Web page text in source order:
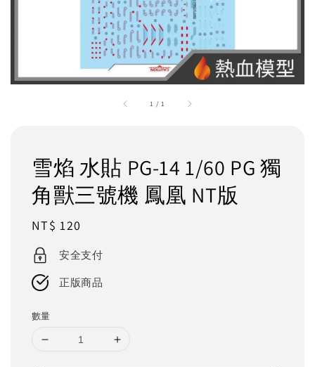
1 / 1
雪焰 水貼 PG-14 1/60 PG 獨
角獸三號機 鳳凰 NT版
Regular
price
NT$ 120
安全支付
正版商品
數量